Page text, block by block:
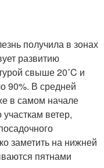
получила в зонах
развитию
свыше 20˚C и
90%. В средней
в самом начале
ветер,
заметить на нижней
пятнами